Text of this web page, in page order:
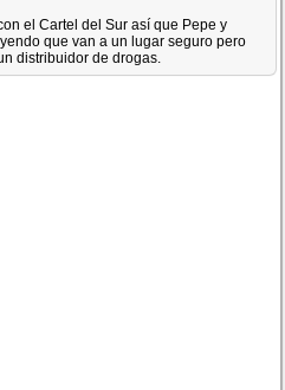
el Cartel del Sur así que Pepe y
que van a un lugar seguro pero
distribuidor de drogas.